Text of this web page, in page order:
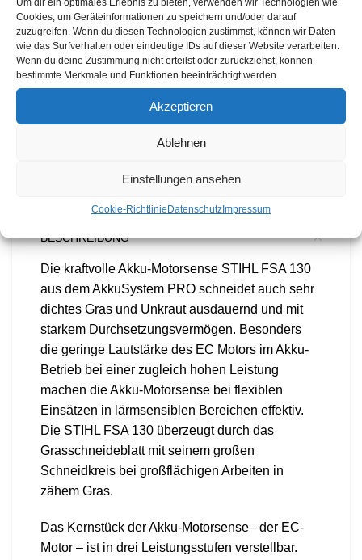
Um dir ein optimales Erlebnis zu bieten, verwenden wir Technologien wie
Cookies, um Geräteinformationen zu speichern und/oder darauf
zuzugreifen. Wenn du diesen Technologien zustimmst, können wir Daten
wie das Surfverhalten oder eindeutige IDs auf dieser Website verarbeiten.
Wenn du deine Zustimmung nicht erteilst oder zurückziehst, können
bestimmte Merkmale und Funktionen beeinträchtigt werden.
Akzeptieren
Ablehnen
Einstellungen ansehen
Cookie-Richtlinie Datenschutz Impressum
IN DEN WARENKORB
Vergleichen
Zur Wunschliste hinzufügen.
dieses Produkt gerade an.
BESCHREIBUNG
Die kraftvolle Akku-Motorsense STIHL FSA 130
aus dem AkkuSystem PRO schneidet auch sehr
dichtes Gras und Unkraut ausdauernd und mit
starkem Durchsetzungsvermögen. Besonders
die geringe Lautstärke des EC Motors im Akku-
Betrieb bei einer zugleich hohen Leistung
machen die Akku-Motorsense bei flexiblen
Einsätzen in lärmsensiblen Bereichen effektiv.
Die STIHL FSA 130 überzeugt durch das
Grasschneideblatt mit seinem großen
Schneidkreis bei großflächigen Arbeiten in
zähem Gras.
Das Kernstück der Akku-Motorsense– der EC-
Motor – ist in drei Leistungsstufen verstellbar.